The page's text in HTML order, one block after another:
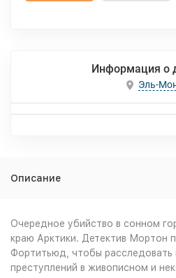
Информация о
Эль-
Описание
Очередное убийство в сонном
краю Арктики. Детектив Мортон
Фортитьюд, чтобы расследовать
преступлений в живописном и